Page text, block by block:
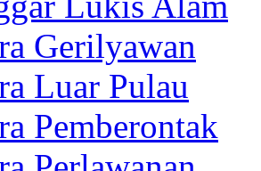
Gerilyawan
Luar Pulau
Pemberontak